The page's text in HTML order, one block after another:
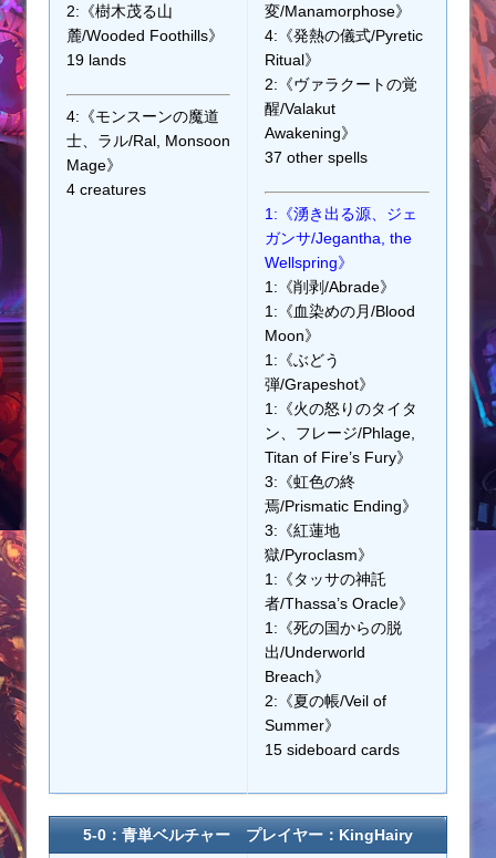
2:《樹木茂る山
麓/Wooded Foothills》
19 lands
4:《モンスーンの魔道
士、ラル/Ral, Monsoon
Mage》
4 creatures
変/Manamorphose》
4:《発熱の儀式/Pyretic
Ritual》
2:《ヴァラクートの覚
醒/Valakut
Awakening》
37 other spells
1:《湧き出る源、ジェ
ガンサ/Jegantha, the
Wellspring》
1:《削剥/Abrade》
1:《血染めの月/Blood
Moon》
1:《ぶどう
弾/Grapeshot》
1:《火の怒りのタイタ
ン、フレージ/Phlage,
Titan of Fire’s Fury》
3:《虹色の終
焉/Prismatic Ending》
3:《紅蓮地
獄/Pyroclasm》
1:《タッサの神託
者/Thassa’s Oracle》
1:《死の国からの脱
出/Underworld
Breach》
2:《夏の帳/Veil of
Summer》
15 sideboard cards
5-0：青単ベルチャー プレイヤー：KingHairy